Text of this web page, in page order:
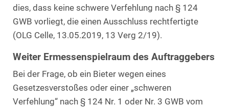
dies, dass keine schwere Verfehlung nach § 124
GWB vorliegt, die einen Ausschluss rechtfertigte
(OLG Celle, 13.05.2019, 13 Verg 2/19).
Weiter Ermessenspielraum des Auftraggebers
Bei der Frage, ob ein Bieter wegen eines
Gesetzesverstoßes oder einer „schweren
Verfehlung“ nach § 124 Nr. 1 oder Nr. 3 GWB vom